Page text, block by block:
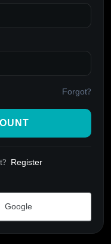
Forgot?
Register
Google